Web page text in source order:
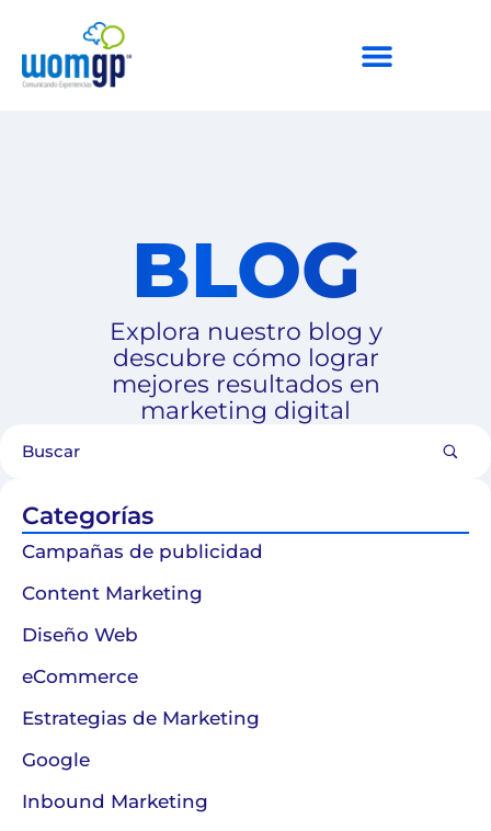
BLOG
Explora nuestro blog y
descubre cómo lograr
mejores resultados en
marketing digital
Categorías
Campañas de publicidad
Content Marketing
Diseño Web
eCommerce
Estrategias de Marketing
Google
Inbound Marketing